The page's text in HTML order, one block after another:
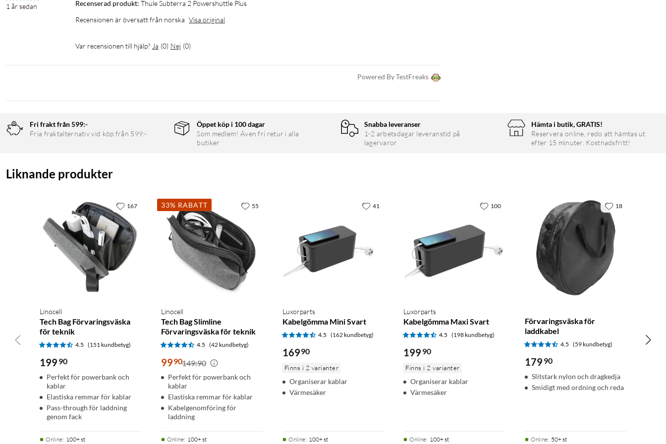
I förpackningen
Tech Bag Techbag
1 år sedan Recenserad produkt: Thule Subterra 2 Powershuttle Plus
Recensionen är översatt från norska Visa original
Var recensionen till hjälp? Ja (0) Nej (0)
Powered By TestFreaks
Fri frakt från 599:-
Fria fraktalternativ vid köp från 599:-
Öppet köp i 100 dagar
Som medlem! Även fri retur i alla
butiker
Snabba leveranser
1-2 arbetsdagar leveranstid på
lagervaror
Hämta i butik, GRATIS!
Reservera online, redo att hämtas ut
efter 15 minuter. Kostnadsfritt!
Liknande produkter
Linocell
Tech Bag Förvaringsväska
för teknik
4.5 (151 kundbetyg)
199 90
Perfekt för powerbank och
kablar
Elastiska remmar för kablar
Pass-through för laddning
genom fack
Online: 100+ st
167 33% RABATT
Linocell
Tech Bag Slimline
Förvaringsväska för teknik
4.5 (42 kundbetyg)
9990149:90
Perfekt för powerbank och
kablar
Elastiska remmar för kablar
Kabelgenomföring för
laddning
Online: 100+ st
55
Luxorparts
Kabelgömma Mini Svart
4.5 (162 kundbetyg)
16990
Finns i 2 varianter
Organiserar kablar
Värmesäker
Online: 100+ st
41
Luxorparts
Kabelgömma Maxi Svart
4.5 (198 kundbetyg)
199 90
Finns i 2 varianter
Organiserar kablar
Värmesäker
Online: 100+ st
100
Förvaringsväska för
laddkabel
4.5 (59 kundbetyg)
179 90
Slitstark nylon och dragkedja
Smidigt med ordning och reda
Online: 50+ st
18